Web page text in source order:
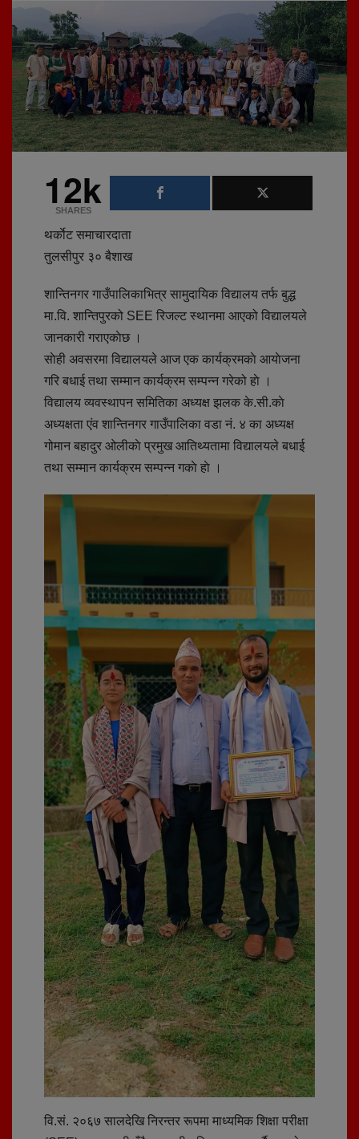
12k
SHARES
थर्काेट समाचारदाता
तुलसीपुर ३० बैशाख
शान्तिनगर गाउँपालिकाभित्र सामुदायिक विद्यालय तर्फ बुद्ध
मा.वि. शान्तिपुरको SEE रिजल्ट स्थानमा आएको विद्यालयले
जानकारी गराएकाेछ ।
साेही अवसरमा विद्यालयले आज एक कार्यक्रमकाे आयाेजना
गरि बधाई तथा सम्मान कार्यक्रम सम्पन्न गरेको हाे ।
विद्यालय व्यवस्थापन समितिका अध्यक्ष झलक के.सी.काे
अध्यक्षता एंव शान्तिनगर गाउँपालिका वडा नं. ४ का अध्यक्ष
गोमान बहादुर ओलीकाे प्रमुख आतिथ्यतामा विद्यालयले बधाई
तथा सम्मान कार्यक्रम सम्पन्न गकाे हाे ।
वि.सं. २०६७ सालदेखि निरन्तर रूपमा माध्यमिक शिक्षा परीक्षा